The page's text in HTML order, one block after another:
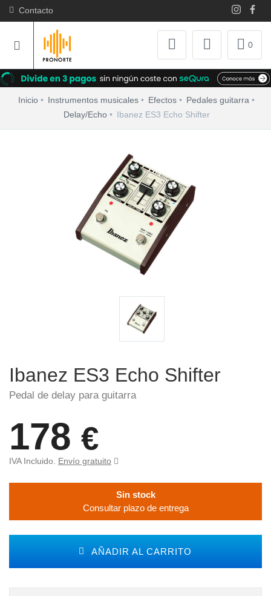
Contacto
0
Inicio Instrumentos musicales Efectos
Pedales guitarra
Delay/Echo
Ibanez ES3 Echo Shifter
Ibanez ES3 Echo Shifter
Pedal de delay para guitarra
178 €
IVA Incluido. Envío gratuito
Sin stock
Consultar plazo de entrega
AÑADIR AL CARRITO